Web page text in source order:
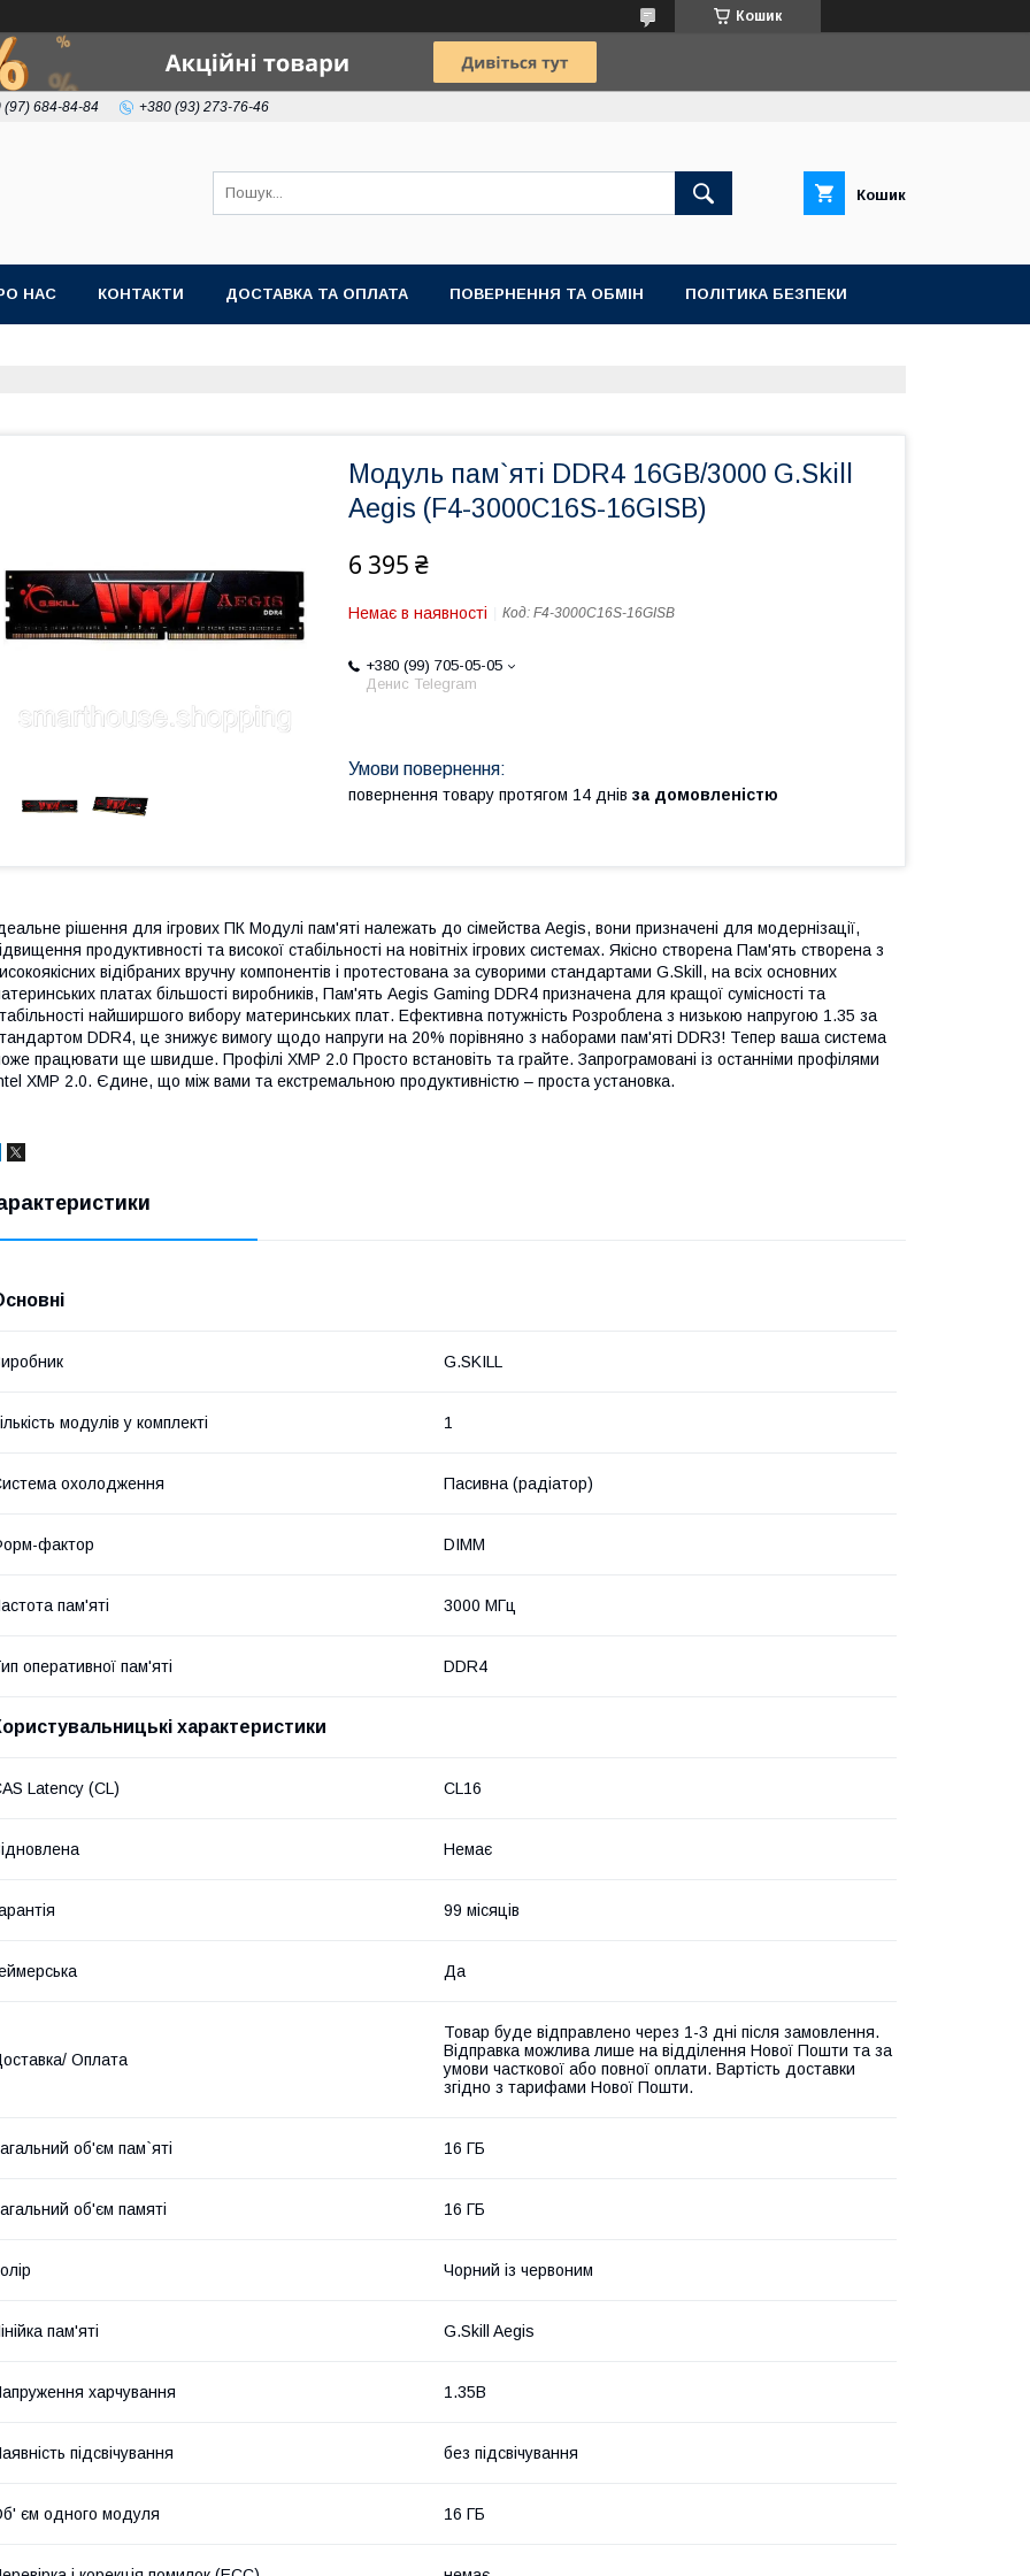
Кошик
(97) 684-84-84 +380 (93) 273-76-46
Кошик
НАС КОНТАКТИ ДОСТАВКА ТА ОПЛАТА ПОВЕРНЕННЯ ТА ОБМІН ПОЛІТИКА БЕЗПЕКИ
Модуль пам`ятi DDR4 16GB/3000 G.Skill
Aegis (F4-3000C16S-16GISB)
6 395 ₴
Немає в наявності Код: F4-3000C16S-16GISB
+380 (99) 705-05-05
Денис Telegram
повернення товару протягом 14 днів за домовленістю
рішення для ігрових ПК Модулі пам'яті належать до сімейства Aegis, вони призначені для модернізації,
продуктивності та високої стабільності на новітніх ігрових системах. Якісно створена Пам'ять створена з
відібраних вручну компонентів і протестована за суворими стандартами G.Skill, на всіх основних
платах більшості виробників, Пам'ять Aegis Gaming DDR4 призначена для кращої сумісності та
найширшого вибору материнських плат. Ефективна потужність Розроблена з низькою напругою 1.35 за
DDR4, це знижує вимогу щодо напруги на 20% порівняно з наборами пам'яті DDR3! Тепер ваша система
працювати ще швидше. Профілі XMP 2.0 Просто встановіть та грайте. Запрограмовані із останніми профілями
XMP 2.0. Єдине, що між вами та екстремальною продуктивністю – проста установка.
G.SKILL
модулів у комплекті 1
охолодження Пасивна (радіатор)
фактор DIMM
пам'яті 3000 МГц
оперативної пам'яті DDR4
характеристики
Latency (CL) CL16
Немає
99 місяців
Да
Оплата
Товар буде відправлено через 1-3 дні після замовлення.
Відправка можлива лише на відділення Нової Пошти та за
умови часткової або повної оплати. Вартість доставки
згідно з тарифами Нової Пошти.
об'єм пам`яті 16 ГБ
об'єм памяті 16 ГБ
Чорний із червоним
пам'яті G.Skill Aegis
харчування 1.35В
підсвічування без підсвічування
єм одного модуля 16 ГБ